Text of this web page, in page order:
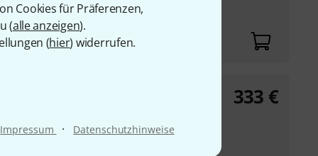
Cookies für Präferenzen,
(alle anzeigen).
(hier) widerrufen.
Impressum · Datenschutzhinweise
333 €